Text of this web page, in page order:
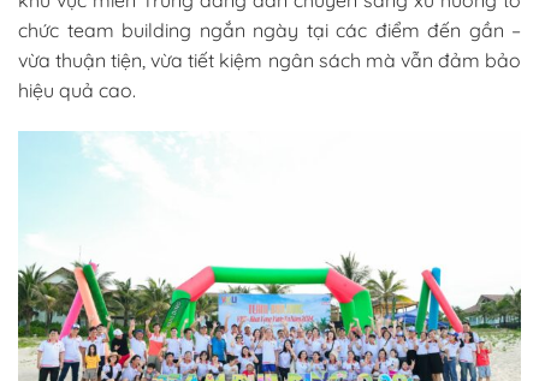
chức team building ngắn ngày tại các điểm đến gần –
vừa thuận tiện, vừa tiết kiệm ngân sách mà vẫn đảm bảo
hiệu quả cao.